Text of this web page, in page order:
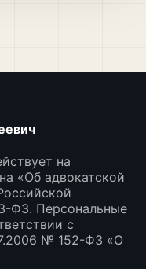
на
«Об адвокатской
ФЗ. Персональные
с
№ 152-ФЗ «О